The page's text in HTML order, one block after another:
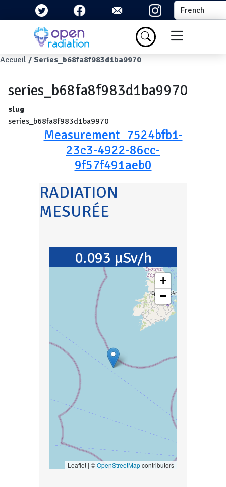
Aller au contenu principal Select your
Menu du
Fil d'Ariane
Accueil Series_b68fa8f983d1ba9970
series_b68fa8f983d1ba9970
slug
series_b68fa8f983d1ba9970
Measurement_7524bfb1-
23c3-4922-86cc-
9f57f491aeb0
RADIATION
MESURÉE
0.093 µSv/h
+
−
Leaflet | ©OpenStreetMapcontributors